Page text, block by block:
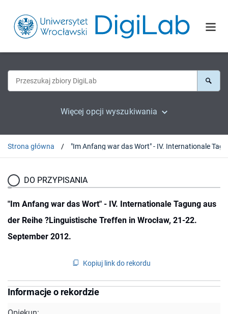
Więcej opcji wyszukiwania
Strona główna
DO PRZYPISANIA
"Im Anfang war das Wort" - IV. Internationale Tagung aus
der Reihe ?Linguistische Treffen in Wrocław, 21-22.
September 2012.
Kopiuj link do rekordu
Informacje o rekordzie